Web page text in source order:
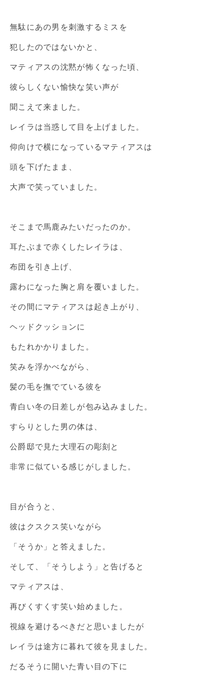
無駄にあの男を刺激するミスを
犯したのではないかと、
マティアスの沈黙が怖くなった頃、
彼らしくない愉快な笑い声が
聞こえて来ました。
レイラは当惑して目を上げました。
仰向けで横になっているマティアスは
頭を下げたまま、
大声で笑っていました。
そこまで馬鹿みたいだったのか。
耳たぶまで赤くしたレイラは、
布団を引き上げ、
露わになった胸と肩を覆いました。
その間にマティアスは起き上がり、
ヘッドクッションに
もたれかかりました。
笑みを浮かべながら、
髪の毛を撫でている彼を
青白い冬の日差しが包み込みました。
すらりとした男の体は、
公爵邸で見た大理石の彫刻と
非常に似ている感じがしました。
目が合うと、
彼はクスクス笑いながら
「そうか」と答えました。
そして、「そうしよう」と告げると
マティアスは、
再びくすくす笑い始めました。
視線を避けるべきだと思いましたが
レイラは途方に暮れて彼を見ました。
だるそうに開いた青い目の下に